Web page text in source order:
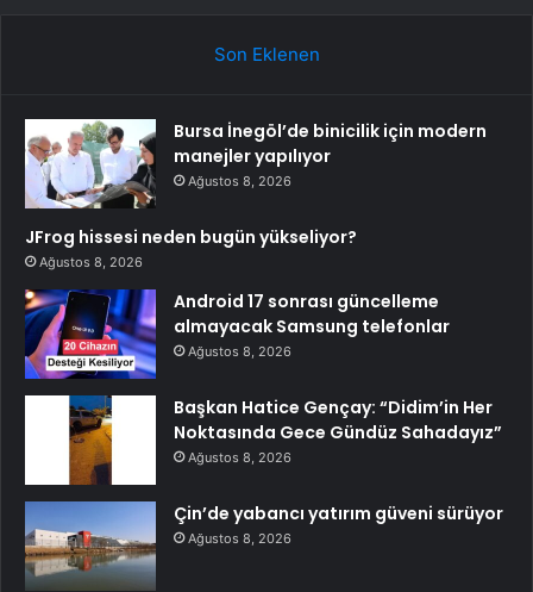
Son Eklenen
Bursa İnegöl’de binicilik için modern
manejler yapılıyor
Ağustos 8, 2026
JFrog hissesi neden bugün yükseliyor?
Ağustos 8, 2026
Android 17 sonrası güncelleme
almayacak Samsung telefonlar
Ağustos 8, 2026
Başkan Hatice Gençay: “Didim’in Her
Noktasında Gece Gündüz Sahadayız”
Ağustos 8, 2026
Çin’de yabancı yatırım güveni sürüyor
Ağustos 8, 2026